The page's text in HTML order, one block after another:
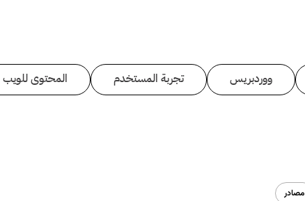
ووردبريس تجربة المستخدم المحتوى للويب
مصادر